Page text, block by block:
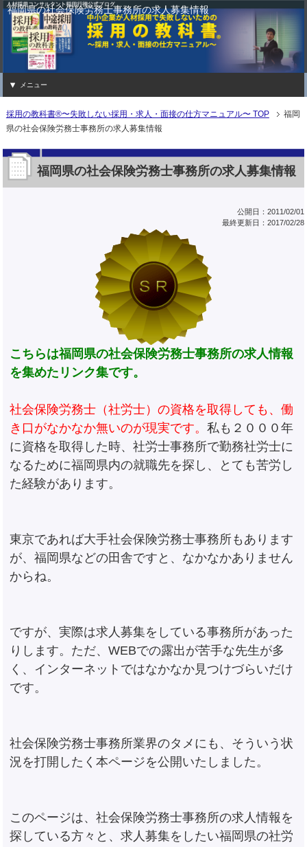
福岡県の社会保険労務士事務所の求人募集情報
メニュー
採用の教科書®〜失敗しない採用・求人・面接の仕方マニュアル〜 TOP
福岡
県の社会保険労務士事務所の求人募集情報
福岡県の社会保険労務士事務所の求人募集情報
公開日：2011/02/01
最終更新日：2017/02/28
こちらは福岡県の社会保険労務士事務所の求人情報
を集めたリンク集です。
社会保険労務士（社労士）の資格を取得しても、働
き口がなかなか無いのが現実です。私も２０００年
に資格を取得した時、社労士事務所で勤務社労士に
なるために福岡県内の就職先を探し、とても苦労し
た経験があります。
東京であれば大手社会保険労務士事務所もあります
が、福岡県などの田舎ですと、なかなかありません
からね。
ですが、実際は求人募集をしている事務所があった
りします。ただ、WEBでの露出が苦手な先生が多
く、インターネットではなかなか見つけづらいだけ
です。
社会保険労務士事務所業界のタメにも、そういう状
況を打開したく本ページを公開いたしました。
このページは、社会保険労務士事務所の求人情報を
探している方々と、求人募集をしたい福岡県の社労